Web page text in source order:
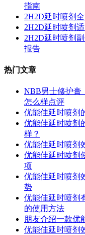
指南
2H2D延时喷剂
2H2D延时喷剂
2H2D延时喷剂
报告
热门文章
NBB男士修护膏
怎么样点评
优能佳延时喷剂
优能佳延时喷剂
样？
优能佳延时喷剂
优能佳延时喷剂
项
优能佳延时喷剂
势
优能佳延时喷剂
的使用方法
朋友介绍一款优
优能佳延时喷剂